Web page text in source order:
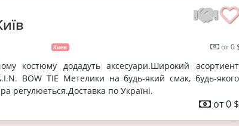
Киев от 0
костюму додадуть аксесуари.Широкий асортиент
BOW TIE Метелики на будь-який смак, будь-якого
регулюеться.Доставка по Україні.
от 0 $